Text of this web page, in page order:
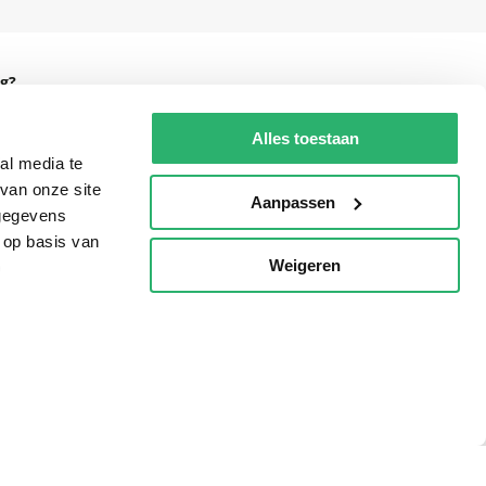
media te
onze site
basis van
Alles toestaan
Aanpassen
Weigeren